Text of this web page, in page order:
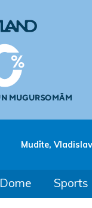
Mudīte,
Dome Sports